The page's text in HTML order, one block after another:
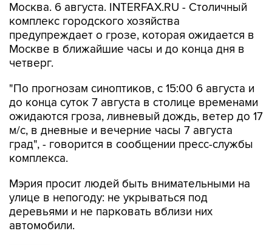
Москва. 6 августа. INTERFAX.RU - Столичный
комплекс городского хозяйства
предупреждает о грозе, которая ожидается в
Москве в ближайшие часы и до конца дня в
четверг.
"По прогнозам синоптиков, с 15:00 6 августа и
до конца суток 7 августа в столице временами
ожидаются гроза, ливневый дождь, ветер до 17
м/с, в дневные и вечерние часы 7 августа
град", - говорится в сообщении пресс-службы
комплекса.
Мэрия просит людей быть внимательными на
улице в непогоду: не укрываться под
деревьями и не парковать вблизи них
автомобили.